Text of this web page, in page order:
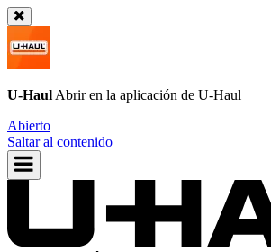
U-Haul Abrir en la aplicación de U-Haul
Abierto
Saltar al contenido